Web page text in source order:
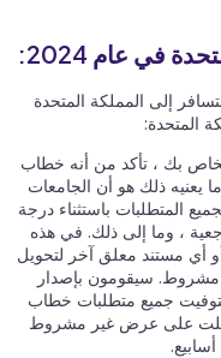
في عام 2024:
إلى المملكة المتحدة
المتحدة:
بك ، تأكد من أنه خطاب
ذلك هو أن الجامعات
المتطلبات باستثناء درجة
، وما إلى ذلك. في هذه
أي مستند معلق آخر لتحويل
سيقومون بإصدار
جميع متطلبات خطاب
على عرض غير مشروط